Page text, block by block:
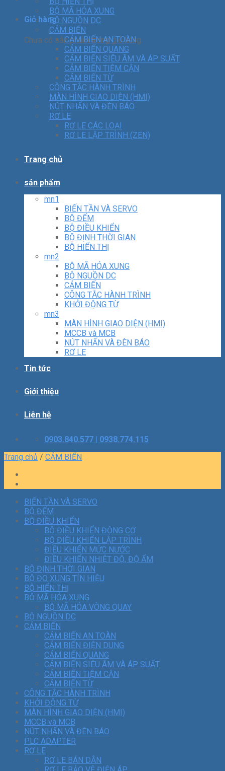
Giỏ hàng
Chưa có sản phẩm trong giỏ hàng.
BỘ MÃ HÓA XUNG
BỘ NGUỒN DC
CẢM BIẾN
CẢM BIẾN AN TOÀN
CẢM BIẾN QUANG
CẢM BIẾN SIÊU ÂM VÀ ÁP SUẤT
CẢM BIẾN TIỆM CẬN
CẢM BIẾN TỪ
CÔNG TẮC HÀNH TRÌNH
MÀN HÌNH GIAO DIỆN (HMI)
NÚT NHẤN VÀ ĐÈN BÁO
RƠ LE
RƠ LE CÁC LOẠI
RƠ LE LẬP TRÌNH (ZEN)
Trang chủ
sản phẩm
mn1
BIẾN TẦN VÀ SERVO
BỘ ĐẾM
BỘ ĐIỀU KHIỂN
BỘ ĐỊNH THỜI GIAN
BỘ HIỂN THỊ
mn2
BỘ MÃ HÓA XUNG
BỘ NGUỒN DC
CẢM BIẾN
CÔNG TẮC HÀNH TRÌNH
KHỞI ĐỘNG TỪ
mn3
MÀN HÌNH GIAO DIỆN (HMI)
MCCB và MCB
NÚT NHẤN VÀ ĐÈN BÁO
RƠ LE
Tin tức
Giới thiệu
Liên hệ
0903.840.577 | 0938.774.115
Trang chủ / CẢM BIẾN
BIẾN TẦN VÀ SERVO
BỘ ĐẾM
BỘ ĐIỀU KHIỂN
BỘ ĐIỀU KHIỂN ĐỘNG CƠ
BỘ ĐIỀU KHIỂN LẬP TRÌNH
ĐIỀU KHIỂN MỨC NƯỚC
ĐIỀU KHIỂN NHIỆT ĐỘ, ĐỘ ẨM
BỘ ĐỊNH THỜI GIAN
BỘ ĐO XUNG TÍN HIỆU
BỘ HIỂN THỊ
BỘ MÃ HÓA XUNG
BỘ MÃ HÓA VÒNG QUAY
BỘ NGUỒN DC
CẢM BIẾN
CẢM BIẾN AN TOÀN
CẢM BIẾN ĐIỆN DUNG
CẢM BIẾN QUANG
CẢM BIẾN SIÊU ÂM VÀ ÁP SUẤT
CẢM BIẾN TIỆM CẬN
CẢM BIẾN TỪ
CÔNG TẮC HÀNH TRÌNH
KHỞI ĐỘNG TỪ
MÀN HÌNH GIAO DIỆN (HMI)
MCCB và MCB
NÚT NHẤN VÀ ĐÈN BÁO
PLC ADAPTER
RƠ LE
RƠ LE BÁN DẪN